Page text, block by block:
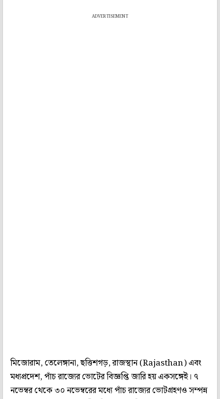
ADVERTISEMENT
মিজোরাম, তেলেঙ্গানা, ছত্তিশগড়, রাজস্থান (Rajasthan) এবং
মধ্যপ্রদেশ, পাঁচ রাজ্যের ভোটের বিজ্ঞপ্তি জারি হয় একসঙ্গেই। ৭
নভেম্বর থেকে ৩০ নভেম্বরের মধ্যে পাঁচ রাজ্যের ভোটগ্রহণও সম্পন্ন